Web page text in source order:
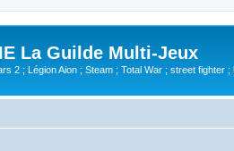
La Guilde Multi-Jeux
2 ; Légion Aion ; Steam ; Total War ; street fighter ;